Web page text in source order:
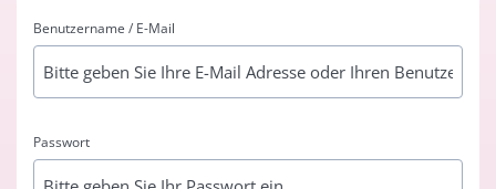
Benutzername / E-Mail
Passwort